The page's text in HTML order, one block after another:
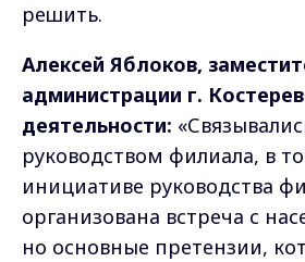
решить.
Алексей Яблоков,
администрации г.
деятельности:
руководством филиала, в
инициативе руководства
организована встреча с
но основные претензии,